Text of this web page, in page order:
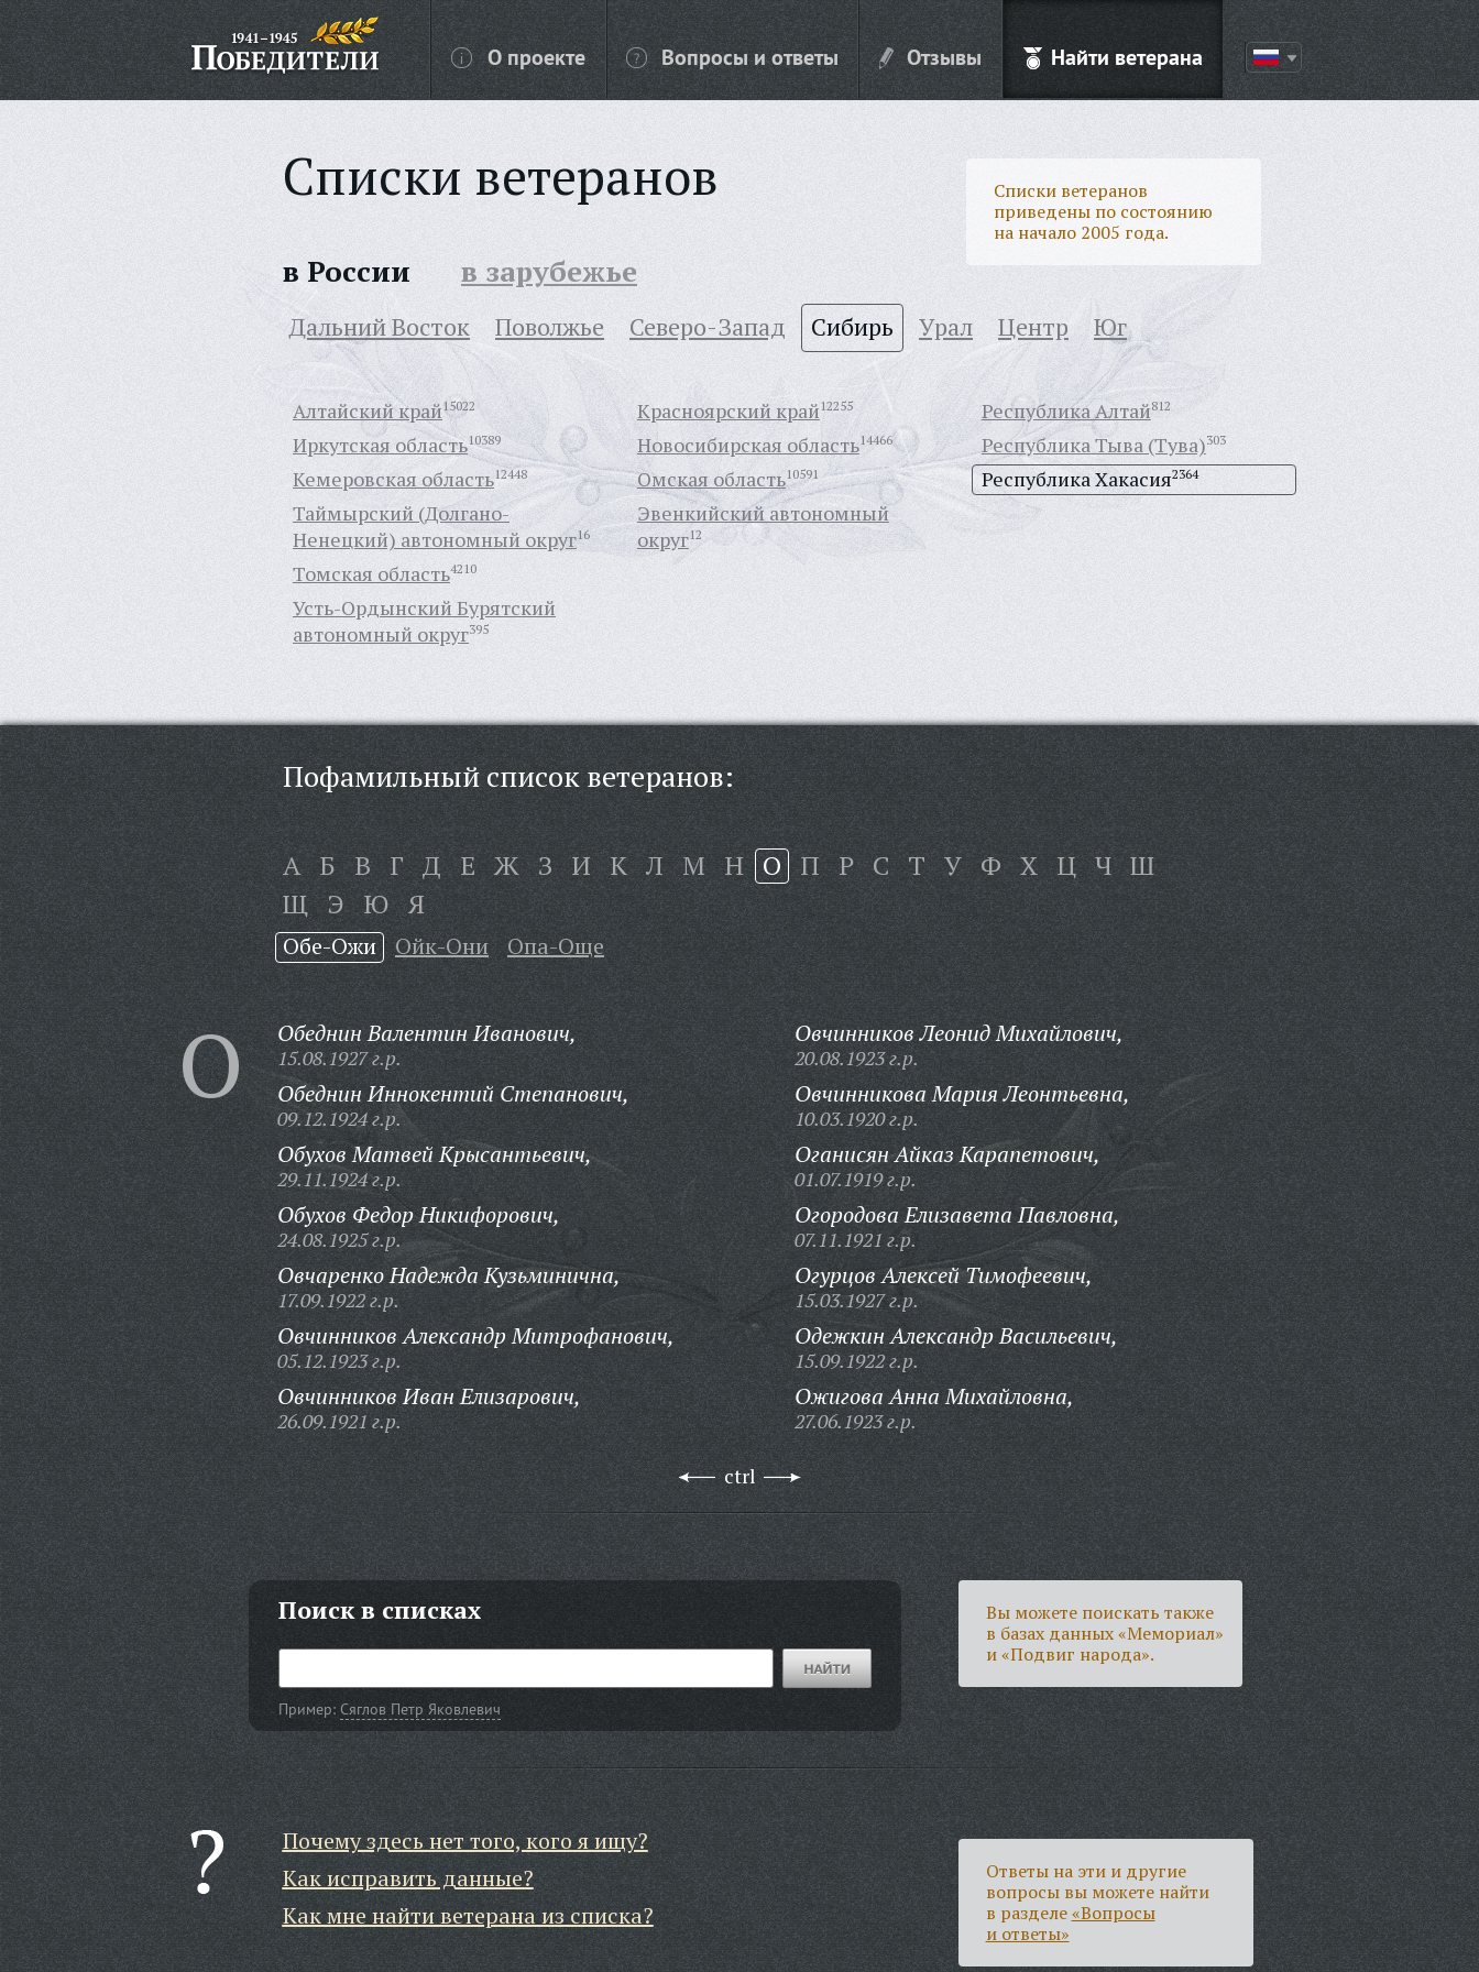
О проекте Вопросы и ответы Отзывы Найти ветерана
Списки ветеранов
Списки ветеранов
приведены по состоянию
на начало 2005 года.
в России в зарубежье
Дальний Восток Поволжье Северо-Запад Сибирь Урал Центр Юг
Алтайский край15022
Иркутская область10389
Кемеровская область12448
Красноярский край12255
Новосибирская область14466
Омская область10591
Республика Алтай812
Республика Тыва (Тува)303
Республика Хакасия2364
Таймырский (Долгано-
Ненецкий) автономный округ16
Томская область4210
Усть-Ордынский Бурятский
автономный округ395
Эвенкийский автономный
округ12
Пофамильный список ветеранов:
А Б В Г Д Е Ж З И К Л М Н О П Р С Т У Ф Х Ц Ч Ш
Щ Э Ю Я
Обе-Ожи Ойк-Они Опа-Още
О Обеднин Валентин Иванович,
15.08.1927 г.р.
Обеднин Иннокентий Степанович,
09.12.1924 г.р.
Обухов Матвей Крысантьевич,
29.11.1924 г.р.
Обухов Федор Никифорович,
24.08.1925 г.р.
Овчаренко Надежда Кузьминична,
17.09.1922 г.р.
Овчинников Александр Митрофанович,
05.12.1923 г.р.
Овчинников Иван Елизарович,
26.09.1921 г.р.
Овчинников Леонид Михайлович,
20.08.1923 г.р.
Овчинникова Мария Леонтьевна,
10.03.1920 г.р.
Оганисян Айказ Карапетович,
01.07.1919 г.р.
Огородова Елизавета Павловна,
07.11.1921 г.р.
Огурцов Алексей Тимофеевич,
15.03.1927 г.р.
Одежкин Александр Васильевич,
15.09.1922 г.р.
Ожигова Анна Михайловна,
27.06.1923 г.р.
ctrl
Поиск в списках
Пример: Сяглов Петр Яковлевич
Вы можете поискать также
в базах данных «Мемориал»
и «Подвиг народа».
Почему здесь нет того, кого я ищу?
Как исправить данные?
Как мне найти ветерана из списка?
Ответы на эти и другие
вопросы вы можете найти
в разделе«Вопросы
и ответы»